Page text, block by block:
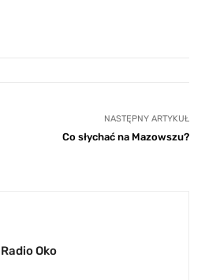
NASTĘPNY ARTYKUŁ
Co słychać na Mazowszu?
Radio Oko